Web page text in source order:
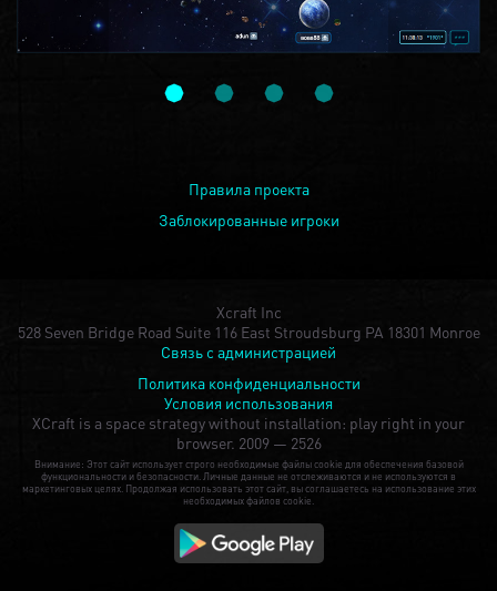
Правила проекта
Заблокированные игроки
Xcraft Inc
528 Seven Bridge Road Suite 116 East Stroudsburg PA 18301 Monroe
Связь с администрацией
Политика конфиденциальности
Условия использования
XCraft is a space strategy without installation: play right in your
browser. 2009 — 2526
Внимание: Этот сайт использует строго необходимые файлы cookie для обеспечения базовой
функциональности и безопасности. Личные данные не отслеживаются и не используются в
маркетинговых целях. Продолжая использовать этот сайт, вы соглашаетесь на использование этих
необходимых файлов cookie.